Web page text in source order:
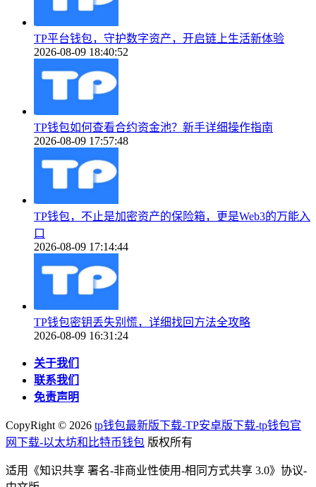
TP平台钱包，守护数字资产，开启链上生活新体验
2026-08-09 18:40:52
TP钱包如何查看合约资金池？新手详细操作指南
2026-08-09 17:57:48
TP钱包，不止是加密资产的保险箱，更是Web3的万能入
口
2026-08-09 17:14:44
TP钱包密钥丢失别慌，详细找回方法全攻略
2026-08-09 16:31:24
关于我们
联系我们
免责声明
CopyRight © 2026 tp钱包最新版下载-TP安卓版下载-tp钱包官
网下载-以太坊和比特币钱包 版权所有
适用《知识共享 署名-非商业性使用-相同方式共享 3.0》协议-